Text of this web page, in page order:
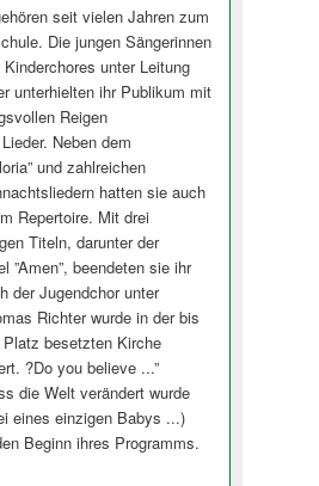
seit vielen Jahren zum
Die jungen Sängerinnen
unter Leitung
unterhielten ihr Publikum mit
Reigen
Neben dem
und zahlreichen
hatten sie auch
Repertoire. Mit drei
Titeln, darunter der
”Amen”, beendeten sie ihr
der Jugendchor unter
Richter wurde in der bis
besetzten Kirche
?Do you believe ...”
die Welt verändert wurde
eines einzigen Babys ...)
Beginn ihres Programms.